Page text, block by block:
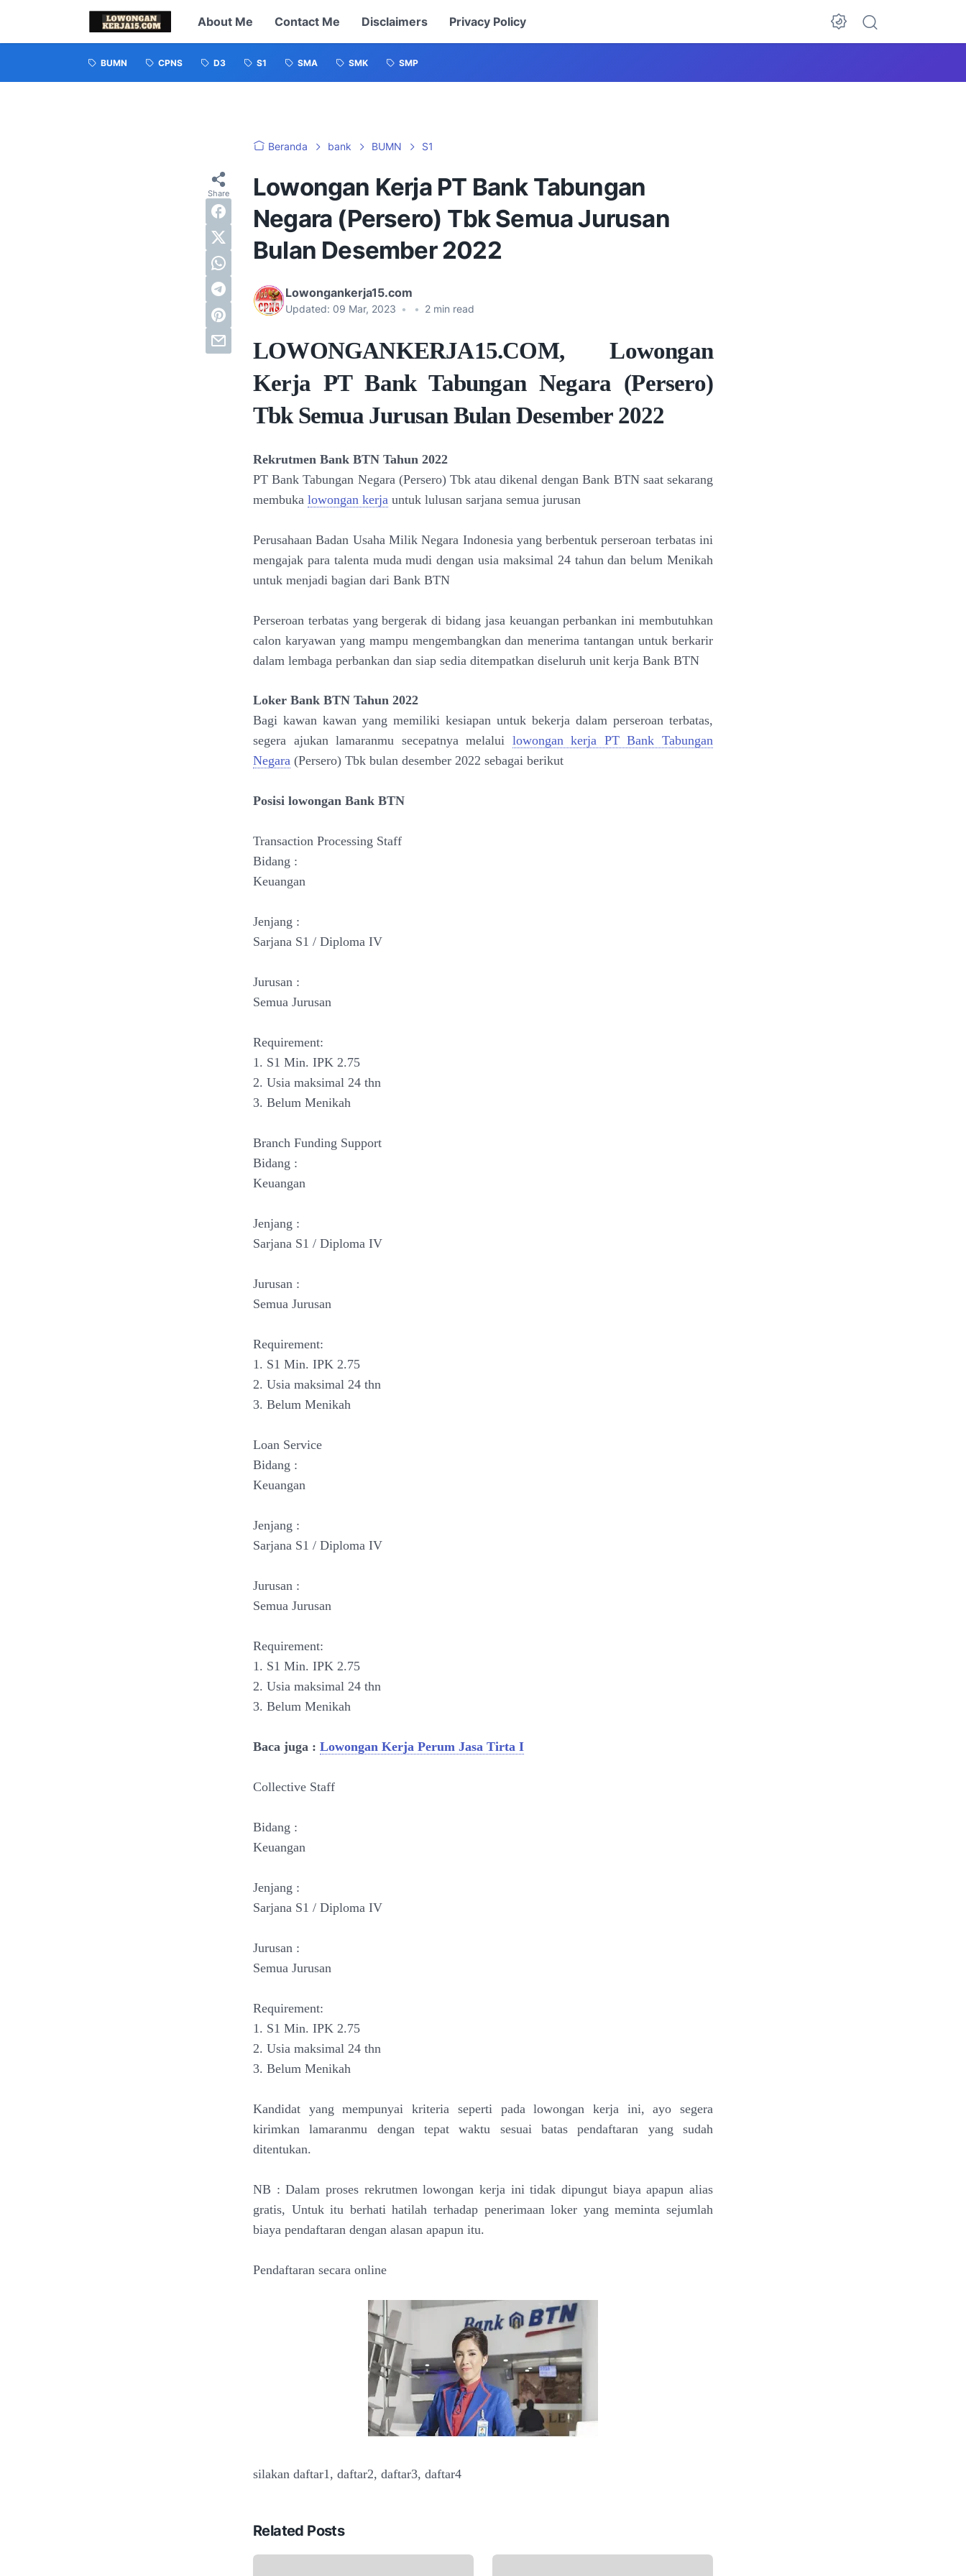
About Me Contact Me Disclaimers Privacy Policy
BUMN CPNS D3 S1 SMA SMK SMP
Beranda bank BUMN S1
Lowongan Kerja PT Bank Tabungan
Negara (Persero) Tbk Semua Jurusan
Bulan Desember 2022
Lowongankerja15.com
Updated: 09 Mar, 2023 • • 2 min read
LOWONGANKERJA15.COM, Lowongan
Kerja PT Bank Tabungan Negara (Persero)
Tbk Semua Jurusan Bulan Desember 2022
Rekrutmen Bank BTN Tahun 2022
PT Bank Tabungan Negara (Persero) Tbk atau dikenal dengan Bank BTN saat sekarang
membuka lowongan kerja untuk lulusan sarjana semua jurusan
Perusahaan Badan Usaha Milik Negara Indonesia yang berbentuk perseroan terbatas ini
mengajak para talenta muda mudi dengan usia maksimal 24 tahun dan belum Menikah
untuk menjadi bagian dari Bank BTN
Perseroan terbatas yang bergerak di bidang jasa keuangan perbankan ini membutuhkan
calon karyawan yang mampu mengembangkan dan menerima tantangan untuk berkarir
dalam lembaga perbankan dan siap sedia ditempatkan diseluruh unit kerja Bank BTN
Loker Bank BTN Tahun 2022
Bagi kawan kawan yang memiliki kesiapan untuk bekerja dalam perseroan terbatas,
segera ajukan lamaranmu secepatnya melalui lowongan kerja PT Bank Tabungan
Negara (Persero) Tbk bulan desember 2022 sebagai berikut
Posisi lowongan Bank BTN
Transaction Processing Staff
Bidang :
Keuangan
Jenjang :
Sarjana S1 / Diploma IV
Jurusan :
Semua Jurusan
Requirement:
1. S1 Min. IPK 2.75
2. Usia maksimal 24 thn
3. Belum Menikah
Branch Funding Support
Bidang :
Keuangan
Jenjang :
Sarjana S1 / Diploma IV
Jurusan :
Semua Jurusan
Requirement:
1. S1 Min. IPK 2.75
2. Usia maksimal 24 thn
3. Belum Menikah
Loan Service
Bidang :
Keuangan
Jenjang :
Sarjana S1 / Diploma IV
Jurusan :
Semua Jurusan
Requirement:
1. S1 Min. IPK 2.75
2. Usia maksimal 24 thn
3. Belum Menikah
Baca juga : Lowongan Kerja Perum Jasa Tirta I
Collective Staff
Bidang :
Keuangan
Jenjang :
Sarjana S1 / Diploma IV
Jurusan :
Semua Jurusan
Requirement:
1. S1 Min. IPK 2.75
2. Usia maksimal 24 thn
3. Belum Menikah
Kandidat yang mempunyai kriteria seperti pada lowongan kerja ini, ayo segera
kirimkan lamaranmu dengan tepat waktu sesuai batas pendaftaran yang sudah
ditentukan.
NB : Dalam proses rekrutmen lowongan kerja ini tidak dipungut biaya apapun alias
gratis, Untuk itu berhati hatilah terhadap penerimaan loker yang meminta sejumlah
biaya pendaftaran dengan alasan apapun itu.
Pendaftaran secara online
silakan daftar1, daftar2, daftar3, daftar4
Related Posts